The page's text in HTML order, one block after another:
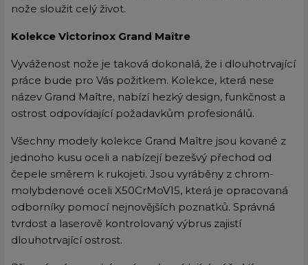
nože sloužit celý život.
Kolekce Victorinox Grand Maître
Vyváženost nože je taková dokonalá, že i dlouhotrvající
práce bude pro Vás požitkem. Kolekce, která nese
název Grand Maître, nabízí hezký design, funkčnost a
ostrost odpovídající požadavkům profesionálů.
Všechny modely kolekce Grand Maître jsou kované z
jednoho kusu oceli a nabízejí bezešvý přechod od
čepele směrem k rukojeti. Jsou vyráběny z chrom-
molybdenové oceli X50CrMoV15, která je opracovaná
odborníky pomocí nejnovějších poznatků. Správná
tvrdost a laserově kontrolovaný výbrus zajistí
dlouhotrvající ostrost.